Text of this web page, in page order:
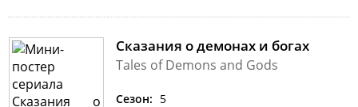
Сказания о демонах и богах
Tales of Demons and Gods
Сезон: 5